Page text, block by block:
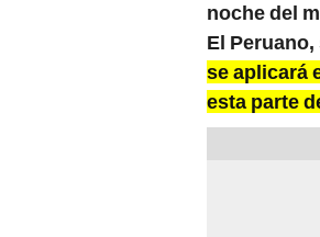
noche del
El
se aplicará
esta parte